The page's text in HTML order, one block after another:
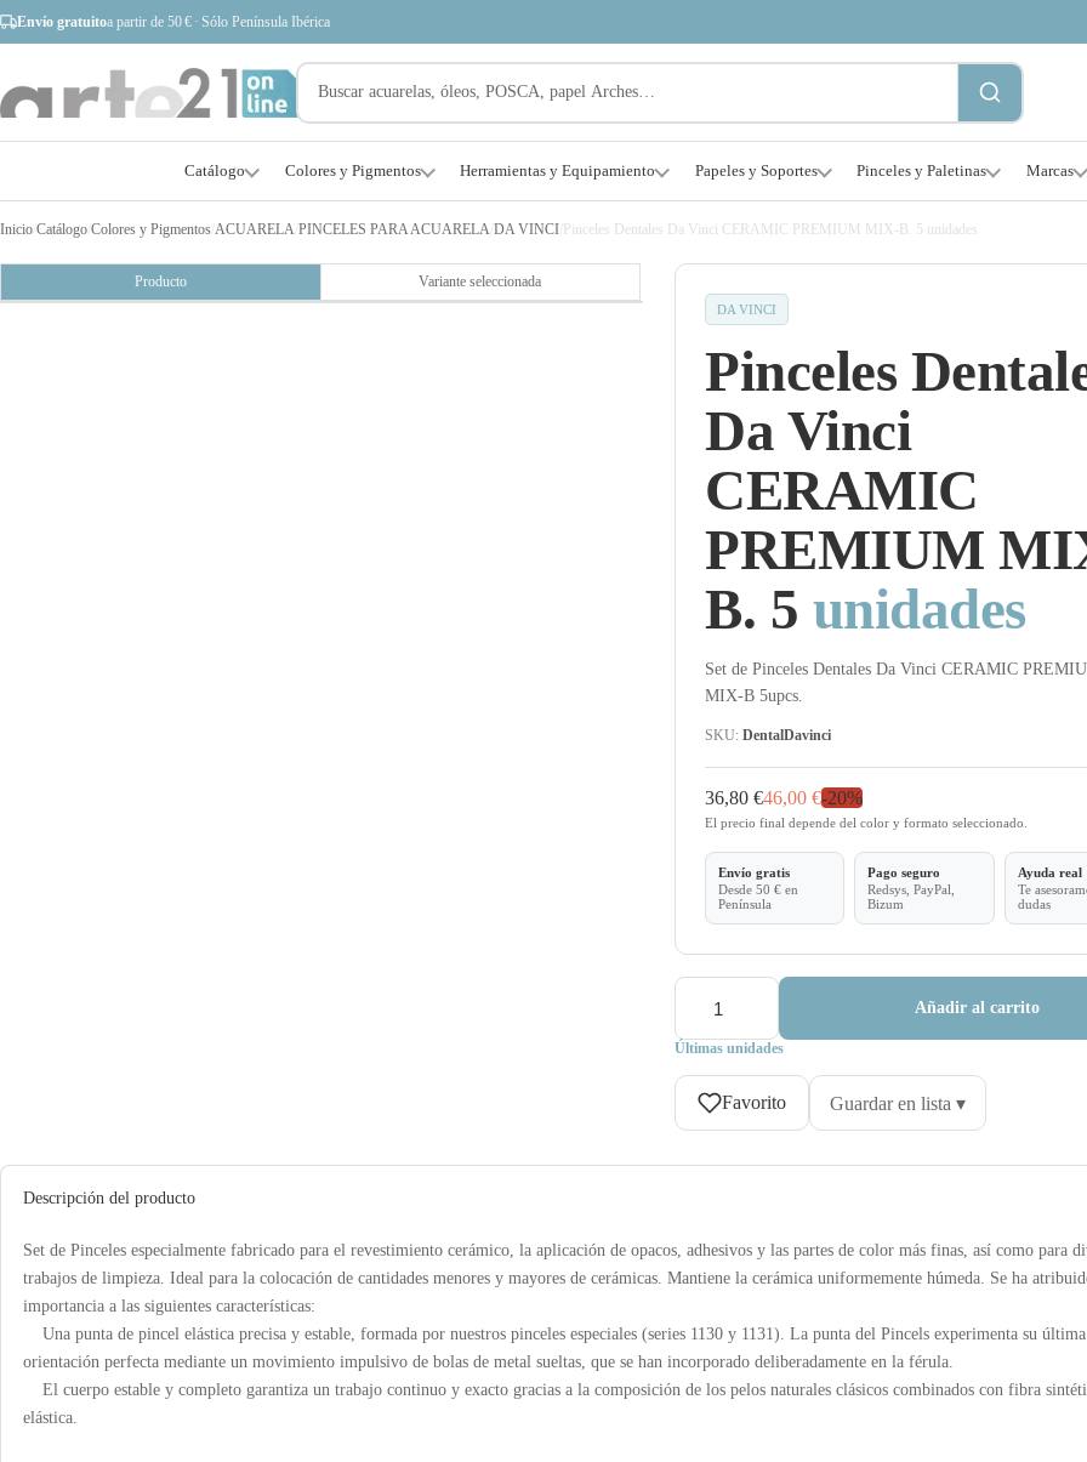
Envío gratuitoa partir de 50 € · Sólo Península Ibérica
Catálogo Colores y Pigmentos Herramientas y Equipamiento Papeles y Soportes Pinceles y Paletinas Marcas
Inicio Catálogo Colores y Pigmentos ACUARELA PINCELES PARA ACUARELA DA VINCI Pinceles Dentales Da Vinci CERAMIC PREMIUM MIX-B. 5 unidades
Producto Variante seleccionada
DA VINCI
Pinceles
Da Vinci
CERAMIC
PREMIUM
B. 5 unidades
Set de Pinceles Dentales Da Vinci CERAMIC
MIX-B 5upcs.
SKU:DentalDavinci
36,80 €46,00 €-20%
El precio final depende del color y formato seleccionado.
Envío gratis
Desde 50 € en
Península
Pago seguro
Redsys, PayPal,
Bizum
Ayuda real
Te
dudas
Añadir al carrito
Últimas unidades
Favorito Guardar en lista ▾
Descripción del producto
Set de Pinceles especialmente fabricado para el revestimiento cerámico, la aplicación de opacos, adhesivos y las partes de color más finas, así como para
trabajos de limpieza. Ideal para la colocación de cantidades menores y mayores de cerámicas. Mantiene la cerámica uniformemente húmeda. Se ha
importancia a las siguientes características:
Una punta de pincel elástica precisa y estable, formada por nuestros pinceles especiales (series 1130 y 1131). La punta del Pincels experimenta su última
orientación perfecta mediante un movimiento impulsivo de bolas de metal sueltas, que se han incorporado deliberadamente en la férula.
El cuerpo estable y completo garantiza un trabajo continuo y exacto gracias a la composición de los pelos naturales clásicos combinados con fibra
elástica.